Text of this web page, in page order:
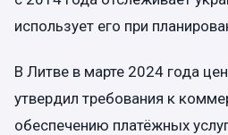
использует его при
В Литве в марте 2024 года
утвердил требования к
обеспечению платёжных